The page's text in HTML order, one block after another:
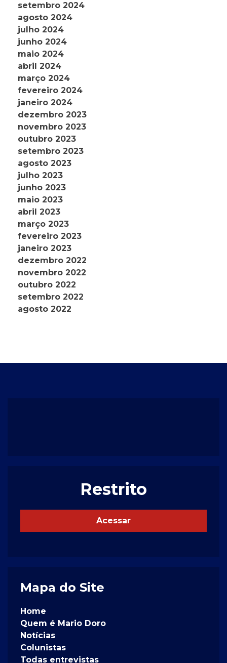
setembro 2024
agosto 2024
julho 2024
junho 2024
maio 2024
abril 2024
março 2024
fevereiro 2024
janeiro 2024
dezembro 2023
novembro 2023
outubro 2023
setembro 2023
agosto 2023
julho 2023
junho 2023
maio 2023
abril 2023
março 2023
fevereiro 2023
janeiro 2023
dezembro 2022
novembro 2022
outubro 2022
setembro 2022
agosto 2022
Restrito
Acessar
Mapa do Site
Home
Quem é Mario Doro
Notícias
Colunistas
Todas entrevistas